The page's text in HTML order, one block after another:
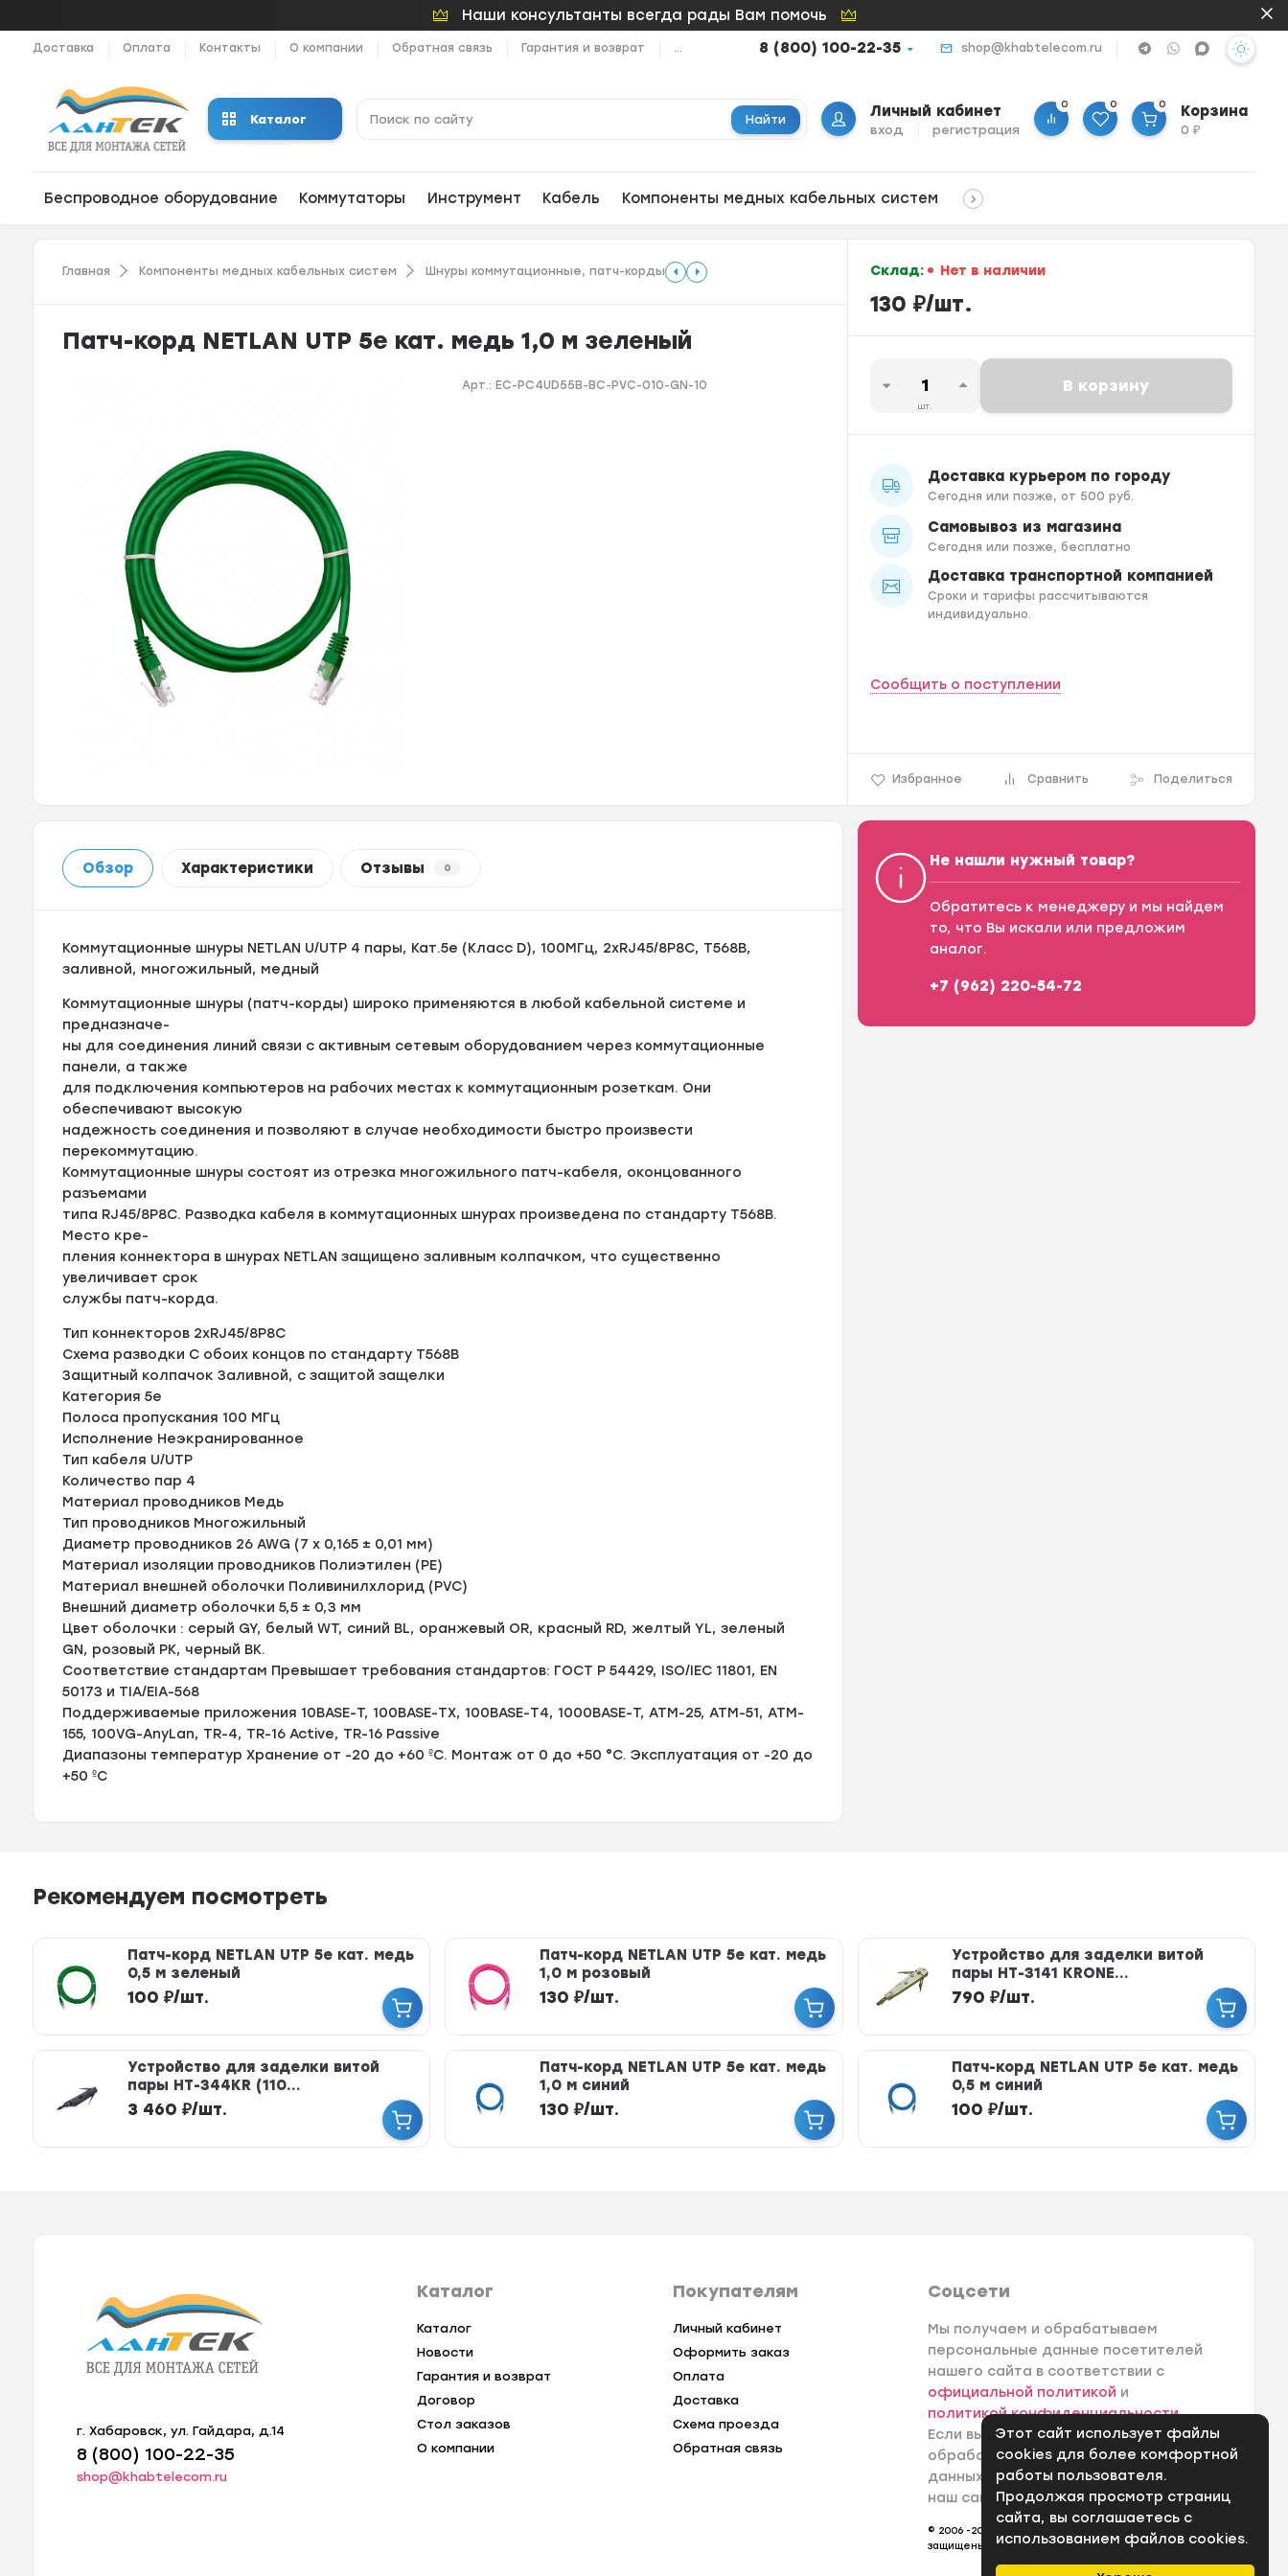
Этот сайт использует файлы
cookies для более комфортной
работы пользователя.
Продолжая просмотр страниц
сайта, вы соглашаетесь с
использованием файлов cookies.
Наши консультанты всегда рады Вам помочь
Доставка Оплата Контакты О компании Обратная связь Гарантия и возврат ... 8 (800) 100-22-35 shop@khabtelecom.ru
Каталог Найти Личный кабинет
вход регистрация
0 0 0 Корзина
0₽
Беспроводное оборудование Коммутаторы Инструмент Кабель Компоненты медных кабельных систем
Главная Компоненты медных кабельных систем Шнуры коммутационные, патч-корды
Патч-корд NETLAN UTP 5e кат. медь 1,0 м зеленый
Арт.: EC-PC4UD55B-BC-PVC-010-GN-10
Склад: Нет в наличии
130 ₽/шт.
шт.
В корзину
Доставка курьером по городу
Сегодня или позже, от 500 руб.
Самовывоз из магазина
Сегодня или позже, бесплатно
Доставка транспортной компанией
Сроки и тарифы рассчитываются
индивидуально.
Избранное Сравнить Поделиться
Сообщить о поступлении
Обзор Характеристики Отзывы 0
Коммутационные шнуры NETLAN U/UTP 4 пары, Кат.5е (Класс D), 100МГц, 2хRJ45/8P8C, T568B,
заливной, многожильный, медный
Коммутационные шнуры (патч-корды) широко применяются в любой кабельной системе и
предназначе-
ны для соединения линий связи с активным сетевым оборудованием через коммутационные
панели, а также
для подключения компьютеров на рабочих местах к коммутационным розеткам. Они
обеспечивают высокую
надежность соединения и позволяют в случае необходимости быстро произвести
перекоммутацию.
Коммутационные шнуры состоят из отрезка многожильного патч-кабеля, оконцованного
разъемами
типа RJ45/8P8C. Разводка кабеля в коммутационных шнурах произведена по стандарту T568B.
Место кре-
пления коннектора в шнурах NETLAN защищено заливным колпачком, что существенно
увеличивает срок
службы патч-корда.
Тип коннекторов 2xRJ45/8P8C
Схема разводки С обоих концов по стандарту T568B
Защитный колпачок Заливной, с защитой защелки
Категория 5e
Полоса пропускания 100 МГц
Исполнение Неэкранированное
Тип кабеля U/UTP
Количество пар 4
Материал проводников Медь
Тип проводников Многожильный
Диаметр проводников 26 AWG (7 х 0,165 ± 0,01 мм)
Материал изоляции проводников Полиэтилен (PE)
Материал внешней оболочки Поливинилхлорид (PVC)
Внешний диаметр оболочки 5,5 ± 0,3 мм
Цвет оболочки : серый GY, белый WT, синий BL, оранжевый OR, красный RD, желтый YL, зеленый
GN, розовый PK, черный BK.
Соответствие стандартам Превышает требования стандартов: ГОСТ Р 54429, ISO/IEC 11801, EN
50173 и TIA/EIA-568
Поддерживаемые приложения 10BASE-T, 100BASE-TX, 100BASE-T4, 1000BASE-T, ATM-25, ATM-51, ATM-
155, 100VG-AnyLan, TR-4, TR-16 Active, TR-16 Passive
Диапазоны температур Хранение от -20 до +60 ºС. Монтаж от 0 до +50 °C. Эксплуатация от -20 до
+50 ºС
Не нашли нужный товар?
Обратитесь к менеджеру и мы найдем
то, что Вы искали или предложим
аналог.
+7 (962) 220-54-72
Рекомендуем посмотреть
Патч-корд NETLAN UTP 5e кат. медь
0,5 м зеленый
100 ₽/шт.
Патч-корд NETLAN UTP 5e кат. медь
1,0 м розовый
130 ₽/шт.
Устройство для заделки витой
пары HT-3141 KRONE...
790 ₽/шт.
Устройство для заделки витой
пары HT-344KR (110...
3 460 ₽/шт.
Патч-корд NETLAN UTP 5e кат. медь
1,0 м синий
130 ₽/шт.
Патч-корд NETLAN UTP 5e кат. медь
0,5 м синий
100 ₽/шт.
г. Хабаровск, ул. Гайдара, д.14
8 (800) 100-22-35
shop@khabtelecom.ru
Каталог
Каталог
Новости
Гарантия и возврат
Договор
Стол заказов
О компании
Покупателям
Личный кабинет
Оформить заказ
Оплата
Доставка
Схема проезда
Обратная связь
Соцсети
Мы получаем и обрабатываем
персональные данные посетителей
нашего сайта в соответствии с
официальной политикой и
политикой конфиденциальности.
Если вы не даете согласия на
обработку своих персональных
данных, вам необходимо покинуть
наш сайт.
© 2006 -2026 Интернет-магазин Лантек. Все права
защищены.